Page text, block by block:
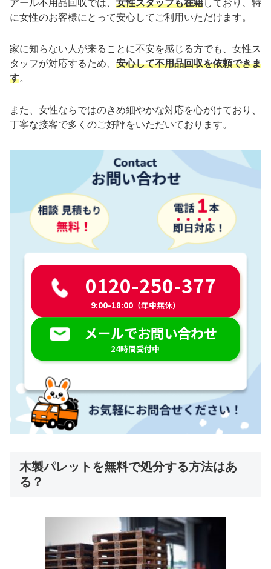
アール不用品回収では、 女性スタッフも在籍しており、特
に女性のお客様にとって安心してご利用いただけます。
家に知らない人が来ることに不安を感じる方でも、女性ス
タッフが対応するため、 安心して不用品回収を依頼できま
す。
また、女性ならではのきめ細やかな対応を心がけており、
丁寧な接客で多くのご好評をいただいております。
0120-250-377
9:00-18:00（年中無休）
メールでお問い合わせ
24時間受付中
木製パレットを無料で処分する方法はあ
る？